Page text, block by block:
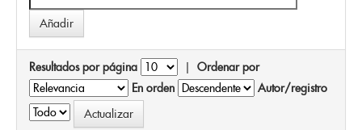
Resultados por página | Ordenar por
En orden
Autor/registro